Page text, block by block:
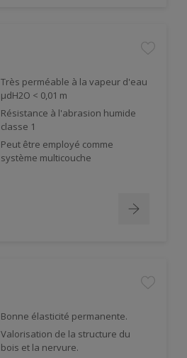
Très perméable à la vapeur d'eau
µdH2O < 0,01 m
Résistance à l'abrasion humide
classe 1
Peut être employé comme
système multicouche
Bonne élasticité permanente.
Valorisation de la structure du
bois et la nervure.